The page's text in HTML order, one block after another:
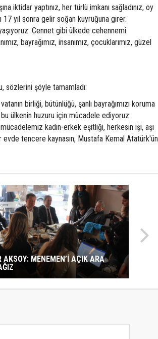
iktidar yaptınız, her türlü imkanı sağladınız, oy
yıl sonra gelir soğan kuyruğuna girer.
Cennet gibi ülkede cehennemi
bayrağımız, insanımız, çocuklarımız, güzel
sözlerini şöyle tamamladı:
birliği, bütünlüğü, şanlı bayrağımızı koruma
ülkenin huzuru için mücadele ediyoruz.
kadın-erkek eşitliği, herkesin işi, aşı
tencere kaynasın, Mustafa Kemal Atatürk'ün
AKSOY: MENEMEN’İ AÇIK ARA